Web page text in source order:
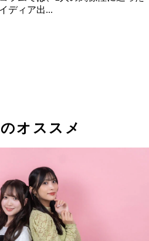
ディア出...
オススメ